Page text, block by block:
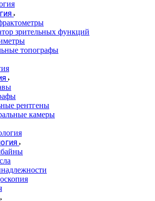
зрительных функций
топографы
рентгены
камеры